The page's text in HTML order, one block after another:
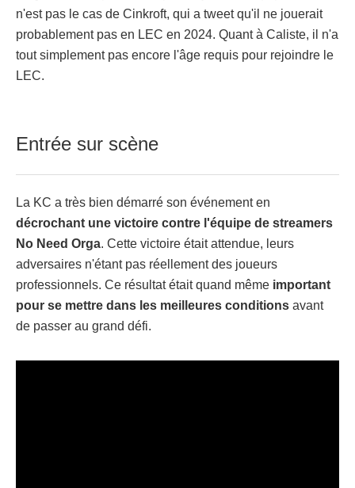
n'est pas le cas de Cinkroft, qui a tweet qu'il ne jouerait
probablement pas en LEC en 2024. Quant à Caliste, il n'a
tout simplement pas encore l'âge requis pour rejoindre le
LEC.
Entrée sur scène
La KC a très bien démarré son événement en
décrochant une victoire contre l'équipe de streamers
No Need Orga. Cette victoire était attendue, leurs
adversaires n'étant pas réellement des joueurs
professionnels. Ce résultat était quand même important
pour se mettre dans les meilleures conditions avant
de passer au grand défi.